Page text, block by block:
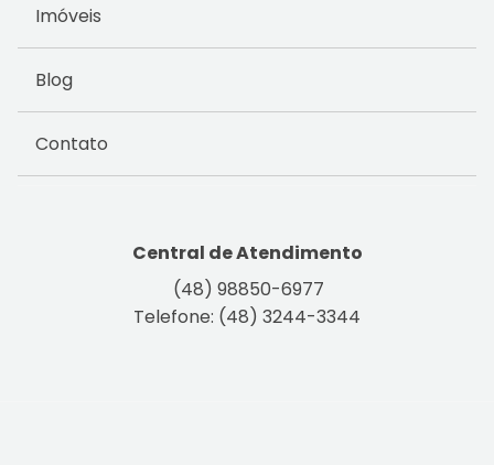
Imóveis
Blog
Contato
Central de Atendimento
(48) 98850-6977
Telefone: (48) 3244-3344